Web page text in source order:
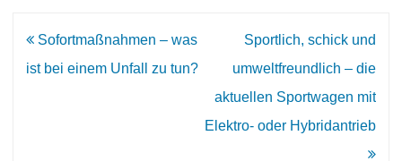
Beitrags-
Navigation
Sofortmaßnahmen – was
ist bei einem Unfall zu tun?
Sportlich, schick und
umweltfreundlich – die
aktuellen Sportwagen mit
Elektro- oder Hybridantrieb